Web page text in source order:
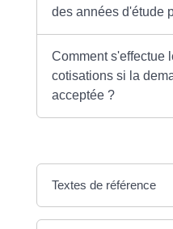
des années d'étude
Comment s'effectue
cotisations si la
acceptée ?
Textes de référence